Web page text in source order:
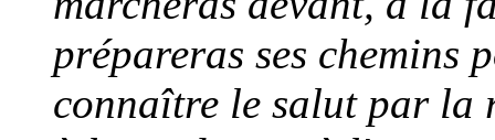
prépareras ses chemins
connaître le salut par la